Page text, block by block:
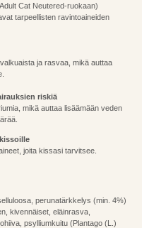
Cat Neutered-ruokaan)
tarpeellisten ravintoaineiden
ja rasvaa, mikä auttaa
riskiä
mikä auttaa lisäämään veden
joita kissasi tarvitsee.
perunatärkkelys (min. 4%)
kivennäiset, eläinrasva,
psylliumkuitu (Plantago (L.)